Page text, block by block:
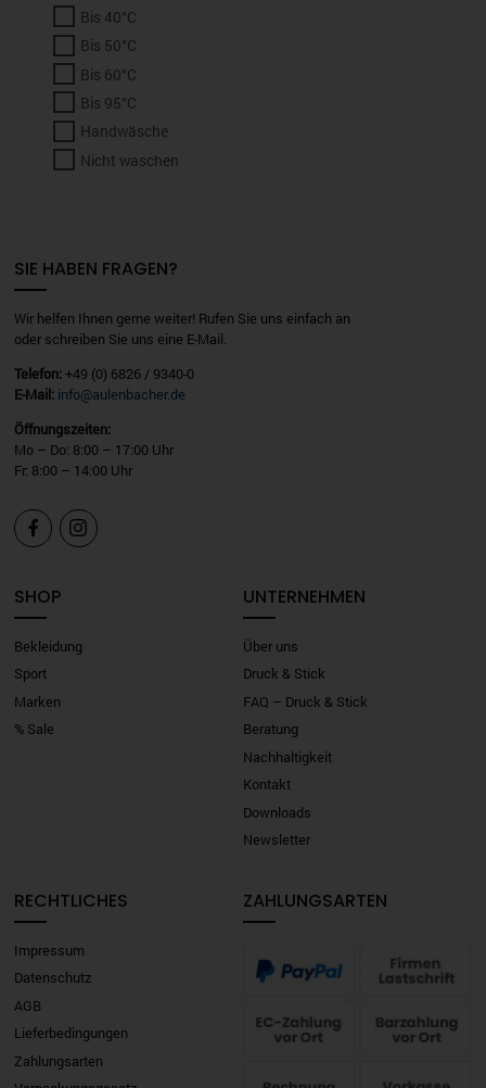
Bis 40°C
Bis 50°C
Bis 60°C
Bis 95°C
Handwäsche
Nicht waschen
SIE HABEN FRAGEN?
Wir helfen Ihnen gerne weiter! Rufen Sie uns einfach an
oder schreiben Sie uns eine E-Mail.
Telefon:+49 (0) 6826 / 9340-0
E-Mail: info@aulenbacher.de
Öffnungszeiten:
Mo – Do: 8:00 – 17:00 Uhr
Fr: 8:00 – 14:00 Uhr
 
SHOP
Bekleidung
Sport
Marken
% Sale
UNTERNEHMEN
Über uns
Druck & Stick
FAQ – Druck & Stick
Beratung
Nachhaltigkeit
Kontakt
Downloads
Newsletter
RECHTLICHES
Impressum
Datenschutz
AGB
Lieferbedingungen
Zahlungsarten
ZAHLUNGSARTEN